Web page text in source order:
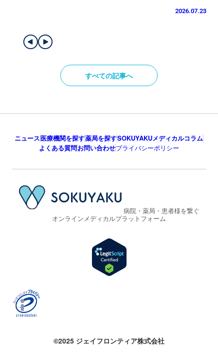
2026.07.23
すべての記事へ
ニュース医療機関を探す薬局を探すSOKUYAKUメディカルコラム
よくある質問お問い合わせプライバシーポリシー
病院・薬局・患者様を繋ぐ
オンラインメディカルプラットフォーム
©2025 ジェイフロンティア株式会社